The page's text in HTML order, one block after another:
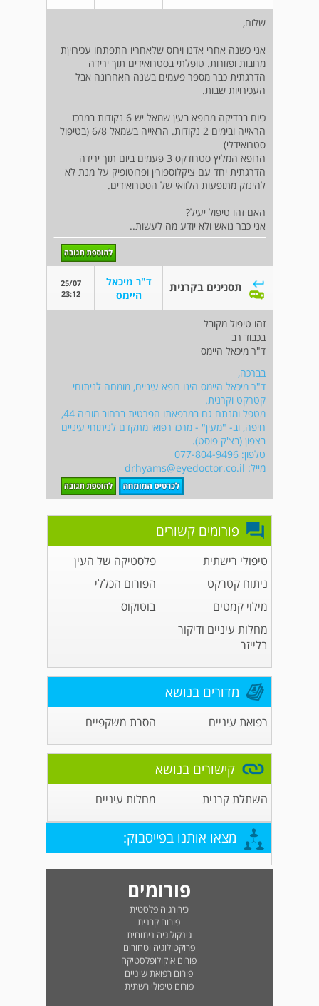
שלום,
אני כשנה אחרי אדנו וירוס שלאחריו התפתחו עכירויןת
מרובות ופזורות. טופלתי בסטרואידים תוך ירידה
הדרגתית כבר מספר פעמים בשנה האחרונה אבל
העכירויות שבות.
כיום בבדיקה מרופא בעין שמאל יש 6 נקודות במרכז
הראייה ובימים 2 נקודות. הראייה בשמאל 6/8 (בטיפול
סטרואידלי)
הרופא המליץ סטרודקס 3 פעמים ביום תוך ירידה
הדרגתית יחד עם ציקלוספורין ופרוטופיק על מנת לא
להינזק מתופעות הלוואי של הסטרואידים.
האם זהו טיפול יעיל?
אני כבר נואש ולא יודע מה לעשות..
תסנינים בקרנית
ד"ר מיכאל
היימס
25/07
23:12
זהו טיפול מקובל
בכבוד רב
ד"ר מיכאל היימס
בברכה,
ד"ר מיכאל היימס הינו רופא עיניים, מומחה לניתוחי
קטרקט וקרנית.
מטפל ומנתח גם במרפאתו הפרטית ברחוב מוריה 44,
חיפה, וב- "מעין" - מרכז רפואי מתקדם לניתוחי עיניים
בצפון (בצ'ק פוסט).
טלפון: 077-804-9496
מייל: drhyams@eyedoctor.co.il
פורומים קשורים
טיפולי רישתית
פלסטיקה של העין
ניתוח קטרקט
הפורום הכללי
מילוי קמטים
בוטוקוס
מחלות עיניים ודיקור
בלייזר
מדורים בנושא
רפואת עיניים הסרת משקפיים
קישורים בנושא
השתלת קרנית מחלות עיניים
מצאו אותנו בפייסבוק:
פורומים
כירורגיה פלסטית
פורום קרנית
גינקולוגיה ניתוחית
פרוקטולוגיה וטחורים
פורום אוקולופלסטיקה
פורום רפואת שיניים
פורום טיפולי רשתית